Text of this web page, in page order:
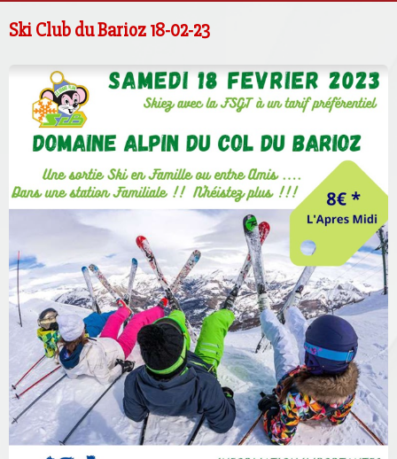
Ski Club du Barioz 18-02-23